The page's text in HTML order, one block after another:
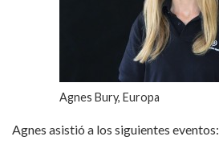
Agnes Bury, Europa
Agnes asistió a los siguientes eventos: